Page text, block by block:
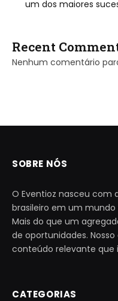
um dos maiores
Recent
Nenhum comentário
SOBRE NÓS
O Eventioz nasceu com
brasileiro em um
Mais do que um
de oportunidades.
conteúdo relevante que
CATEGORIAS